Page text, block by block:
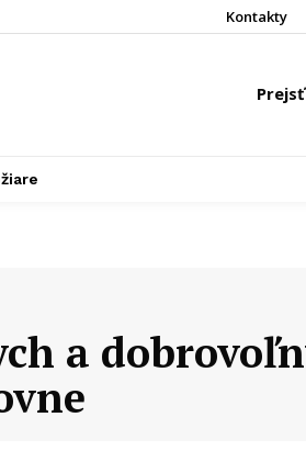
Kontakty
a